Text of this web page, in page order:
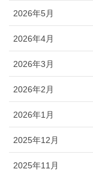
2026年5月
2026年4月
2026年3月
2026年2月
2026年1月
2025年12月
2025年11月